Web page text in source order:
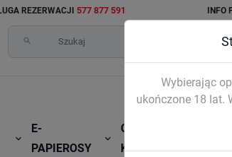
REZERWACJI 577 877 591 INFO
search

E-
PAPIEROSY

GRZAŁKI I
KARTRIDŻE
Wybierając
ukończone 18 lat.